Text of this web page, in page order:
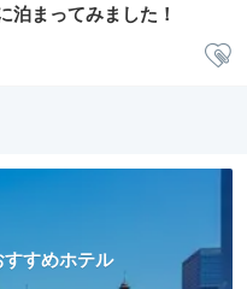
まってみました！
すめホテル